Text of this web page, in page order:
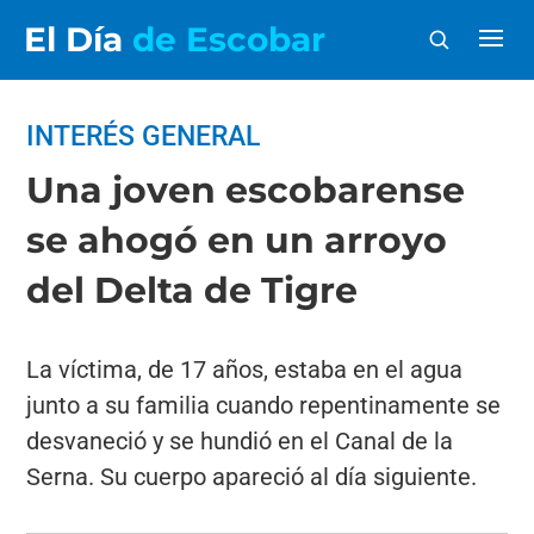
El Día de Escobar
INTERÉS GENERAL
Una joven escobarense
se ahogó en un arroyo
del Delta de Tigre
La víctima, de 17 años, estaba en el agua
junto a su familia cuando repentinamente se
desvaneció y se hundió en el Canal de la
Serna. Su cuerpo apareció al día siguiente.